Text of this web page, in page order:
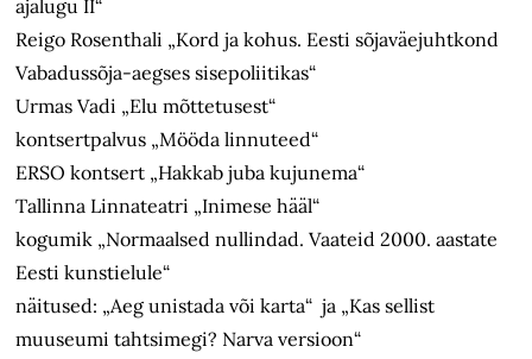
ajalugu II“
Reigo Rosenthali „Kord ja kohus. Eesti sõjaväejuhtkond
Vabadussõja-aegses sisepoliitikas“
Urmas Vadi „Elu mõttetusest“
kontsertpalvus „Mööda linnuteed“
ERSO kontsert „Hakkab juba kujunema“
Tallinna Linnateatri „Inimese hääl“
kogumik „Normaalsed nullindad. Vaateid 2000. aastate
Eesti kunstielule“
näitused: „Aeg unistada või karta“ ja „Kas sellist
muuseumi tahtsimegi? Narva versioon“